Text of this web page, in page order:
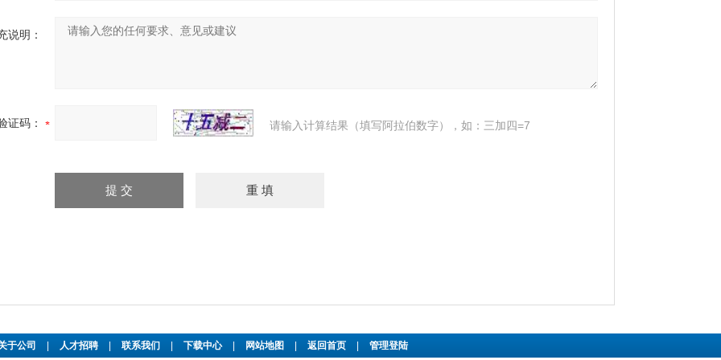
说明：
证码： 请输入计算结果（填写阿拉伯数字），如：三加四=7
于公司 人才招聘 联系我们 下载中心 网站地图 返回首页 管理登陆